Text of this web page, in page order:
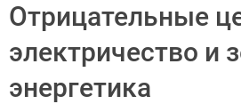
Отрицательные
электричество и
энергетика